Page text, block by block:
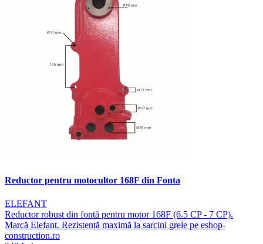
Reductor pentru motocultor 168F din Fonta
ELEFANT
Reductor robust din fontă pentru motor 168F (6.5 CP - 7 CP).
Marcă Elefant. Rezistență maximă la sarcini grele pe eshop-
construction.ro